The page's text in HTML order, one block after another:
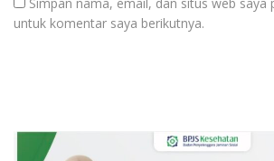
untuk komentar saya berikutnya.